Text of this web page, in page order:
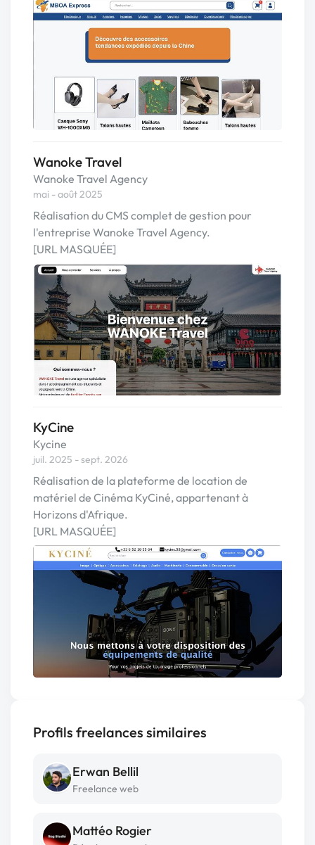
Wanoke Travel
Wanoke Travel Agency
mai - août 2025
Réalisation du CMS complet de gestion pour
l'entreprise Wanoke Travel Agency.
[URL MASQUÉE]
KyCine
Kycine
juil. 2025 - sept. 2026
Réalisation de la plateforme de location de
matériel de Cinéma KyCiné, appartenant à
Horizons d'Afrique.
[URL MASQUÉE]
Profils freelances similaires
Erwan Bellil
Freelance web
Mattéo Rogier